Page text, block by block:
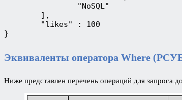
		"NoSQL"
	],
	"likes" : 100
}
Эквиваленты оператора Where
Ниже представлен перечень операций для запроса